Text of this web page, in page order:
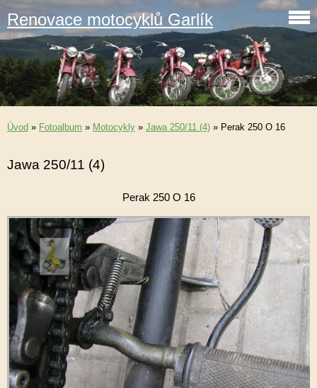
Renovace motocyklů Garlík
Úvod » Fotoalbum » Motocykly » Jawa 250/11 (4) » Perak 250 O 16
Jawa 250/11 (4)
Perak 250 O 16